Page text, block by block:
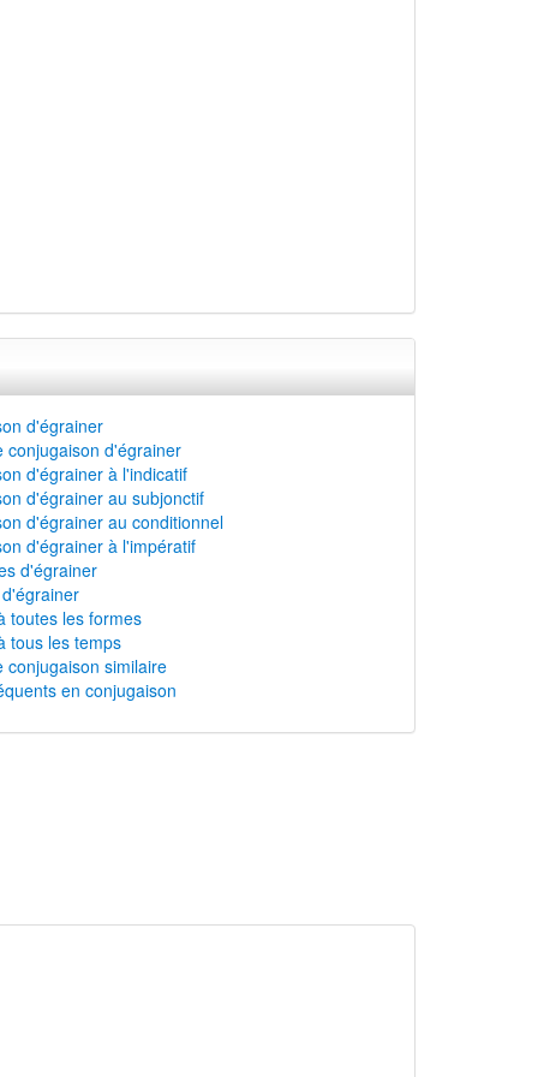
d'égrainer
conjugaison d'égrainer
d'égrainer à l'indicatif
d'égrainer au subjonctif
d'égrainer au conditionnel
d'égrainer à l'impératif
d'égrainer
toutes les formes
tous les temps
conjugaison similaire
en conjugaison